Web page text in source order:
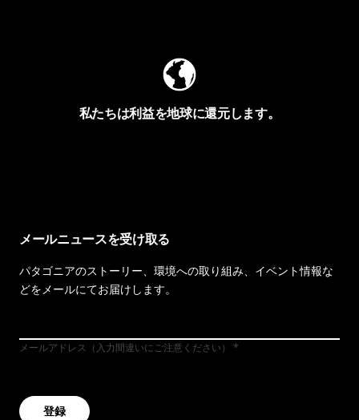
私たちは利益を地球に還元します。
メールニュースを受け取る
パタゴニアのストーリー、環境への取り組み、イベント情報な
どをメールにてお届けします。
メールアドレス（入力間違いにご注意ください）
登録